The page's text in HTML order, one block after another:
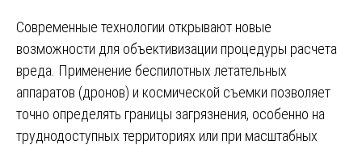
Современные технологии открывают новые
возможности для объективизации процедуры расчета
вреда. Применение беспилотных летательных
аппаратов (дронов) и космической съемки позволяет
точно определять границы загрязнения, особенно на
труднодоступных территориях или при масштабных